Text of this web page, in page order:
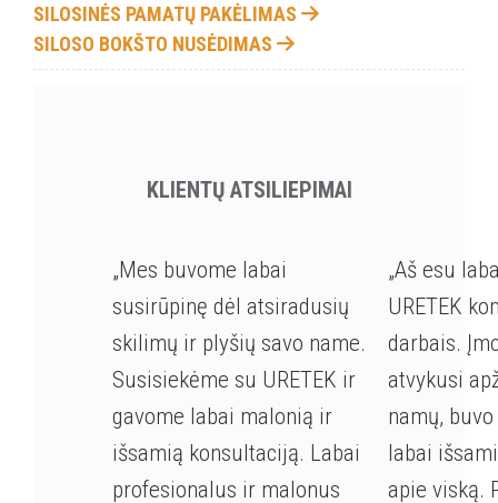
SILOSINĖS PAMATŲ PAKĖLIMAS
SILOSO BOKŠTO NUSĖDIMAS
KLIENTŲ ATSILIEPIMAI
„Mes buvome labai
susirūpinę dėl atsiradusių
skilimų ir plyšių savo name.
Susisiekėme su URETEK ir
gavome labai malonią ir
išsamią konsultaciją. Labai
profesionalus ir malonus
„Aš esu
URETEK
darbais.
atvykusi
namų,
labai
apie viską.